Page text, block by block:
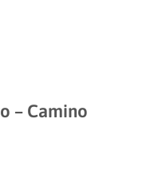
– Camino